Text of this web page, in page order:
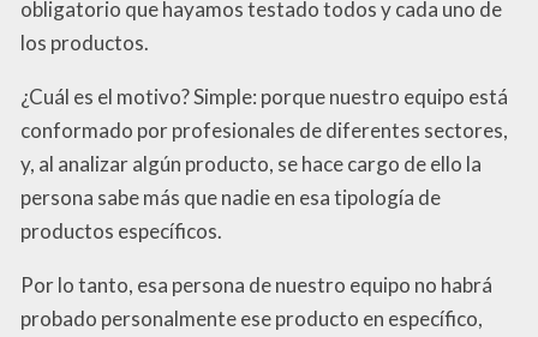
obligatorio que hayamos testado todos y cada uno de
los productos.
¿Cuál es el motivo? Simple: porque nuestro equipo está
conformado por profesionales de diferentes sectores,
y, al analizar algún producto, se hace cargo de ello la
persona sabe más que nadie en esa tipología de
productos específicos.
Por lo tanto, esa persona de nuestro equipo no habrá
probado personalmente ese producto en específico,